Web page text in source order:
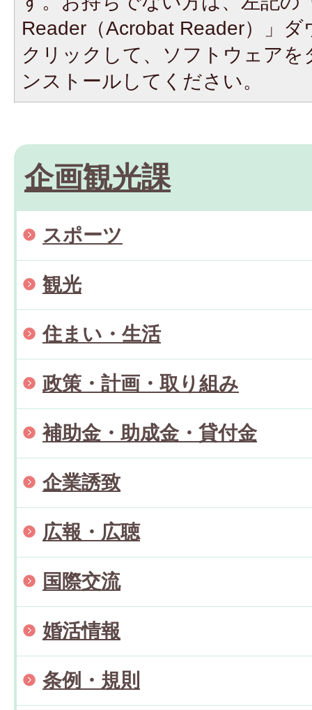
Reader（Acrobat Reader）」
クリックして、ソフトウェア
ンストールしてください。
企画観光課
スポーツ
観光
住まい・生活
政策・計画・取り組み
補助金・助成金・貸付金
企業誘致
広報・広聴
国際交流
婚活情報
条例・規則